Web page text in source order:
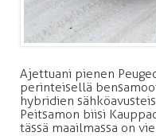
Ajettuani pienen
perinteisellä
hybridien
Peitsamon biisi
tässä maailmassa on